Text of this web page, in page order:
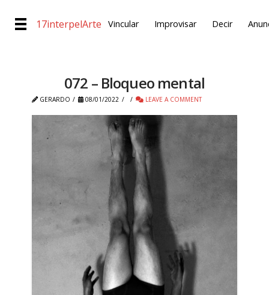
17interpelArte Vincular Improvisar Decir
072 – Bloqueo mental
GERARDO 08/01/2022 LEAVE A COMMENT